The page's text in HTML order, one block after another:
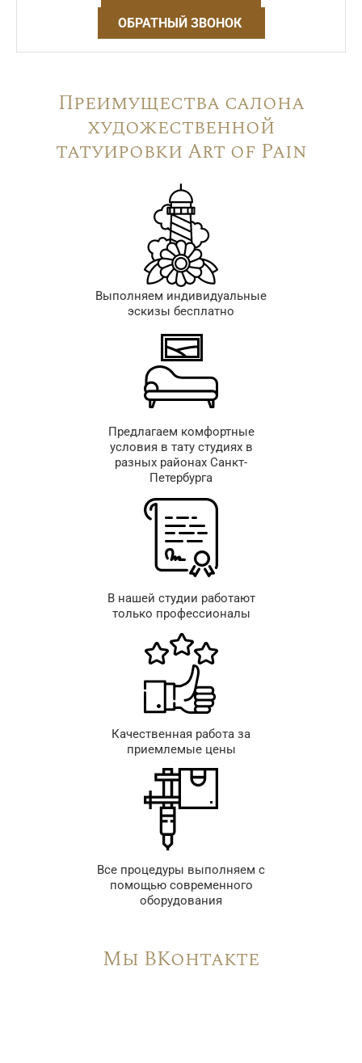
ОБРАТНЫЙ ЗВОНОК
Преимущества салона
художественной
татуировки Art of Pain
Выполняем индивидуальные
эскизы бесплатно
Предлагаем комфортные
условия в тату студиях в
разных районах Санкт-
Петербурга
В нашей студии работают
только профессионалы
Качественная работа за
приемлемые цены
Все процедуры выполняем с
помощью современного
оборудования
Мы ВКонтакте